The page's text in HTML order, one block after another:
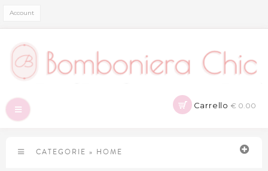
Account
Carrello € 0.00
Navigazione
Toggle
CATEGORIE » HOME